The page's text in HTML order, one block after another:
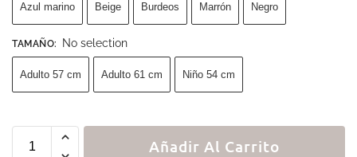
Azul marino Beige Burdeos Marrón Negro
TAMAÑO: No selection
Adulto 57 cm Adulto 61 cm Niño 54 cm
Añadir Al Carrito